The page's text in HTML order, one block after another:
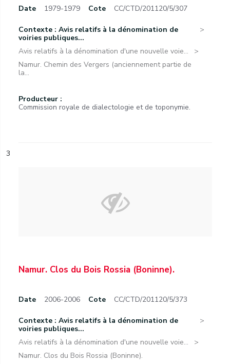
Date 1979-1979 Cote CC/CTD/201120/5/307
Contexte : Avis relatifs à la dénomination de
voiries publiques...
Avis relatifs à la dénomination d'une nouvelle voie...
Namur. Chemin des Vergers (anciennement partie de
la...
Producteur :
Commission royale de dialectologie et de toponymie.
3
Namur. Clos du Bois Rossia (Boninne).
Date 2006-2006 Cote CC/CTD/201120/5/373
Contexte : Avis relatifs à la dénomination de
voiries publiques...
Avis relatifs à la dénomination d'une nouvelle voie...
Namur. Clos du Bois Rossia (Boninne).